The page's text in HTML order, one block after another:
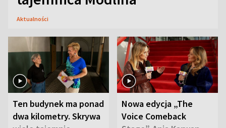
Aktualności
Ten budynek ma ponad
dwa kilometry. Skrywa
Nowa edycja „The
Voice Comeback